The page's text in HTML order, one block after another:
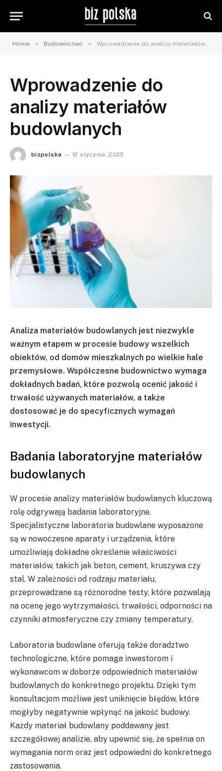
Home » Budownictwo » Wprowadzenie do analizy materiałów budowlanych
Wprowadzenie do
analizy materiałów
budowlanych
bizpolska 12 stycznia, 2025
Analiza materiałów budowlanych jest niezwykle
ważnym etapem w procesie budowy wszelkich
obiektów, od domów mieszkalnych po wielkie hale
przemysłowe. Współczesne budownictwo wymaga
dokładnych badań, które pozwolą ocenić jakość i
trwałość używanych materiałów, a także
dostosować je do specyficznych wymagań
inwestycji.
Badania laboratoryjne materiałów
budowlanych
W procesie analizy materiałów budowlanych kluczową
rolę odgrywają badania laboratoryjne.
Specjalistyczne laboratoria budowlane wyposażone
są w nowoczesne aparaty i urządzenia, które
umożliwiają dokładne określenie właściwości
materiałów, takich jak beton, cement, kruszywa czy
stal. W zależności od rodzaju materiału,
przeprowadzane są różnorodne testy, które pozwalają
na ocenę jego wytrzymałości, trwałości, odporności na
czynniki atmosferyczne czy zmiany temperatury.
Laboratoria budowlane oferują także doradztwo
technologiczne, które pomaga inwestorom i
wykonawcom w doborze odpowiednich materiałów
budowlanych do konkretnego projektu. Dzięki tym
konsultacjom możliwe jest uniknięcie błędów, które
mogłyby negatywnie wpłynąć na jakość budowy.
Każdy materiał budowlany poddawany jest
szczegółowej analizie, aby upewnić się, że spełnia on
wymagania norm oraz jest odpowiedni do konkretnego
zastosowania.